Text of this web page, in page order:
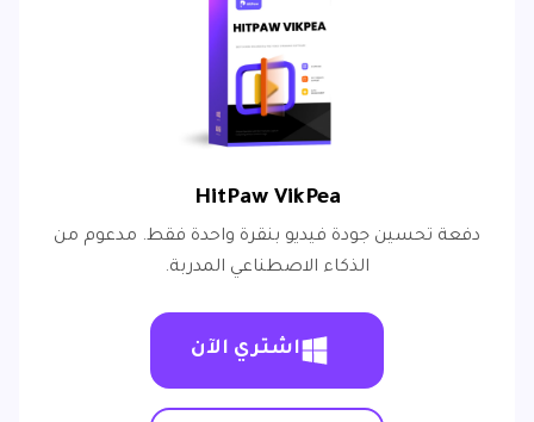
HitPaw VikPea
دفعة تحسين جودة فيديو بنقرة واحدة فقط. مدعوم من
الذكاء الاصطناعي المدربة.
اشتري الآن